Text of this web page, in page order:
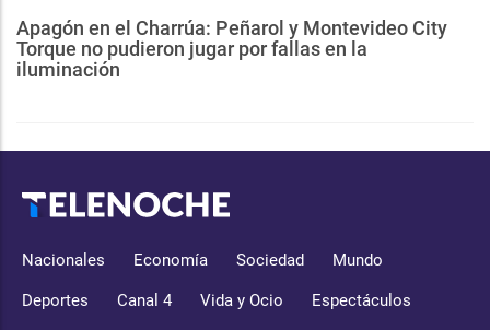
Apagón en el Charrúa: Peñarol y Montevideo City
Torque no pudieron jugar por fallas en la
iluminación
Nacionales Economía Sociedad Mundo
Deportes Canal 4 Vida y Ocio Espectáculos